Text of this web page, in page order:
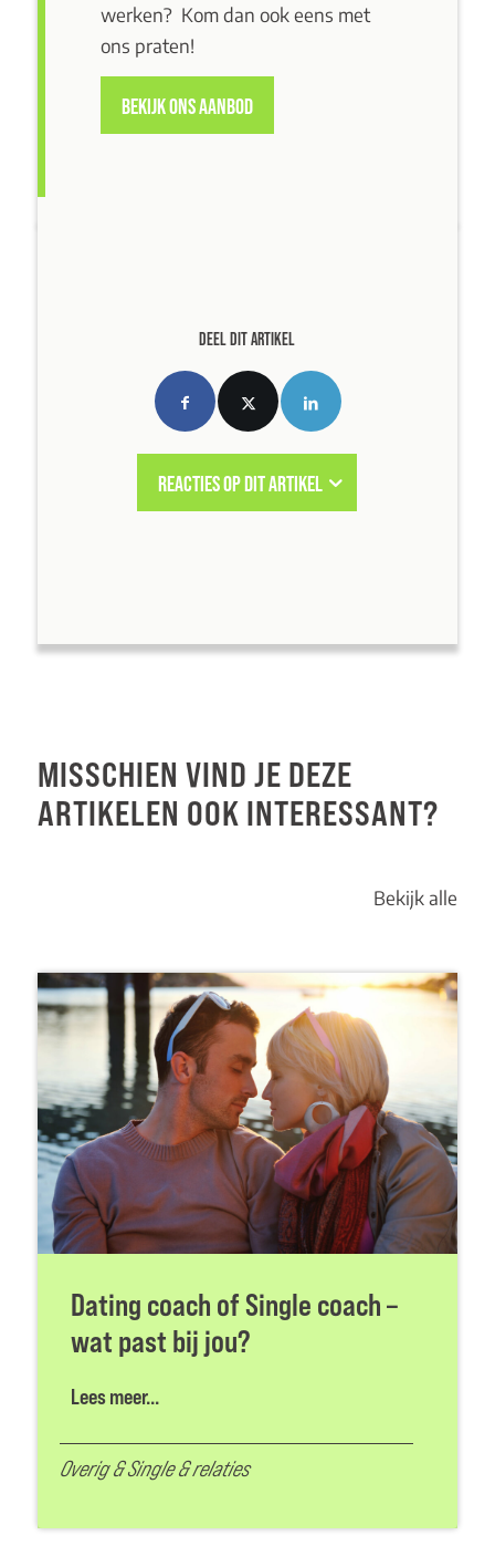
werken? Kom dan ook eens met
ons praten!
BEKIJK ONS AANBOD
DEEL DIT ARTIKEL
REACTIES OP DIT ARTIKEL
MISSCHIEN VIND JE DEZE
ARTIKELEN OOK INTERESSANT?
Bekijk alle
Dating coach of Single coach –
wat past bij jou?
Lees meer...
Overig&Single & relaties